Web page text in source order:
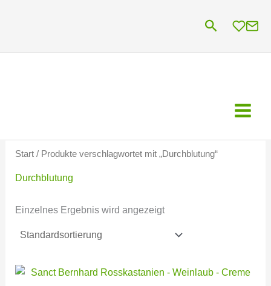
Suchen
Start/ Produkte verschlagwortet mit „Durchblutung“
Durchblutung
Einzelnes Ergebnis wird angezeigt